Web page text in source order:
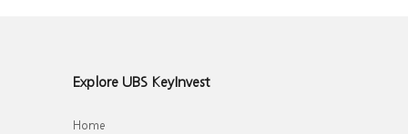
Explore UBS KeyInvest
Home